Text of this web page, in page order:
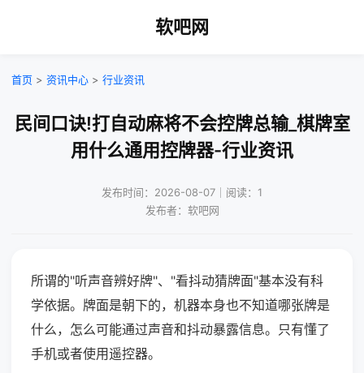
软吧网
首页 > 资讯中心 > 行业资讯
民间口诀!打自动麻将不会控牌总输_棋牌室
用什么通用控牌器-行业资讯
发布时间：2026-08-07｜阅读：1
发布者：软吧网
所谓的"听声音辨好牌"、"看抖动猜牌面"基本没有科
学依据。牌面是朝下的，机器本身也不知道哪张牌是
什么，怎么可能通过声音和抖动暴露信息。只有懂了
手机或者使用遥控器。